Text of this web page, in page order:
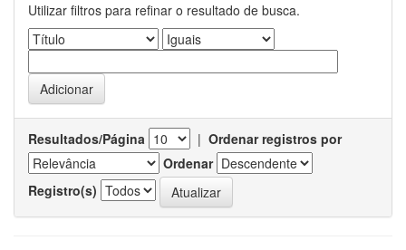
Utilizar filtros para refinar o resultado de busca.
Resultados/Página | Ordenar registros por
Ordenar
Registro(s)